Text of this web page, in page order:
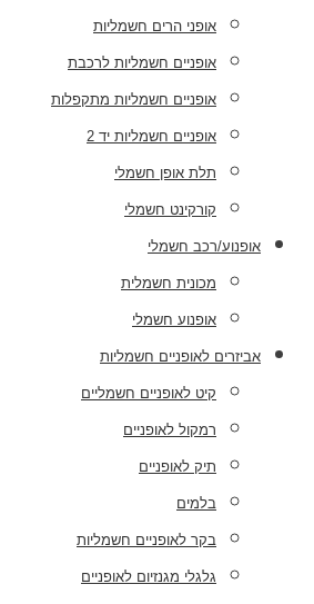
אופני הרים חשמליות
אופניים חשמליות לרכבת
אופניים חשמליות מתקפלות
אופניים חשמליות יד 2
תלת אופן חשמלי
קורקינט חשמלי
אופנוע/רכב חשמלי
מכונית חשמלית
אופנוע חשמלי
אביזרים לאופניים חשמליות
קיט לאופניים חשמליים
רמקול לאופניים
תיק לאופניים
בלמים
בקר לאופניים חשמליות
גלגלי מגנזיום לאופניים